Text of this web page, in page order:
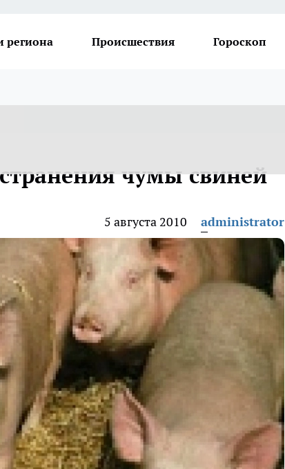
региона Происшествия Гороскоп
чумы свиней
5 августа 2010 administrator